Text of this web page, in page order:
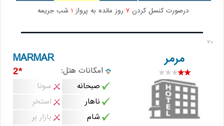
درصورت کنسل کردن 7 روز مانده به پرواز شب جریمه
20
مرمر MARMAR
امکانات هتل: *2
صبحانه
سونا
ناهار
استخر
شام
بازار بر